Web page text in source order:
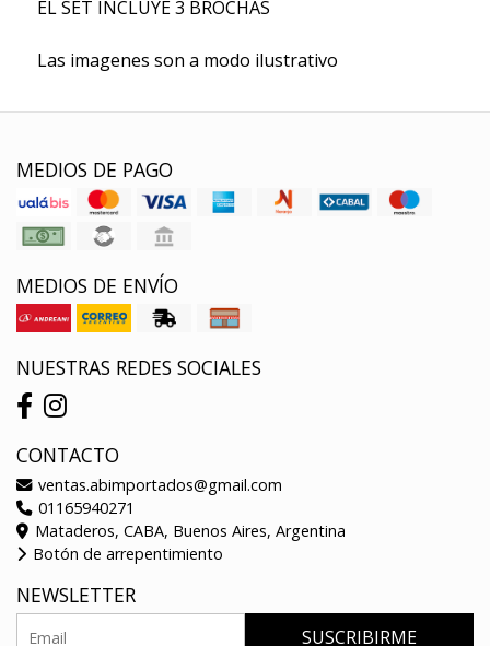
EL SET INCLUYE 3 BROCHAS
Las imagenes son a modo ilustrativo
MEDIOS DE PAGO
MEDIOS DE ENVÍO
NUESTRAS REDES SOCIALES
CONTACTO
ventas.abimportados@gmail.com
01165940271
Mataderos, CABA, Buenos Aires, Argentina
Botón de arrepentimiento
NEWSLETTER
SUSCRIBIRME